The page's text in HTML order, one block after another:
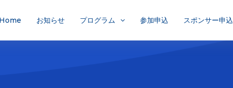
Home お知らせ プログラム 参加申込 スポンサー申込